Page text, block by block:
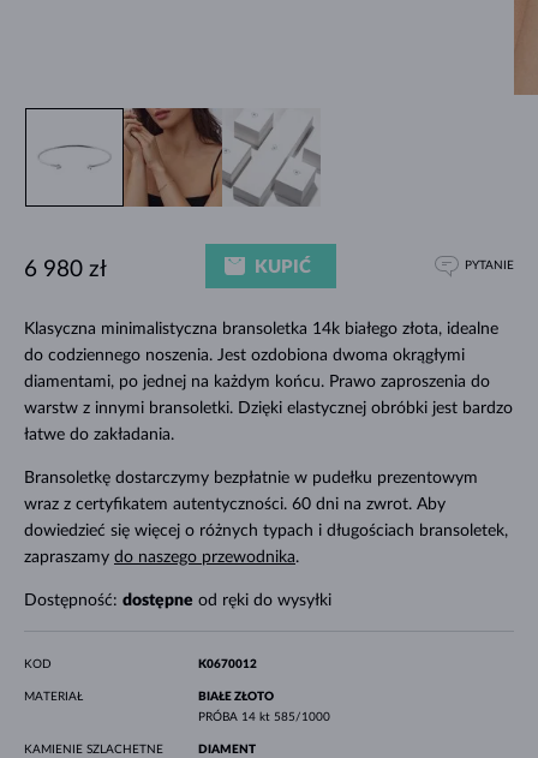
Klasyczna minimalistyczna bransoletka 14k białego złota, idealne
do codziennego noszenia. Jest ozdobiona dwoma okrągłymi
diamentami, po jednej na każdym końcu. Prawo zaproszenia do
warstw z innymi bransoletki. Dzięki elastycznej obróbki jest bardzo
łatwe do zakładania.
Bransoletkę dostarczymy bezpłatnie w pudełku prezentowym
wraz z certyfikatem autentyczności. 60 dni na zwrot. Aby
dowiedzieć się więcej o różnych typach i długościach bransoletek,
zapraszamy do naszego przewodnika.
Dostępność: dostępne od ręki do wysyłki
6 980 zł KUPIĆ PYTANIE
KOD K0670012
MATERIAŁ
BIAŁE ZŁOTO
PRÓBA 14 kt 585/1000
KAMIENIE SZLACHETNE
DIAMENT